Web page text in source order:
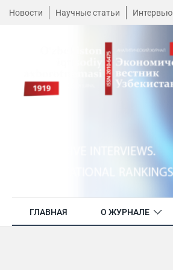
Новости Научные статьи Интервью
ГЛАВНАЯ О ЖУРНАЛЕ